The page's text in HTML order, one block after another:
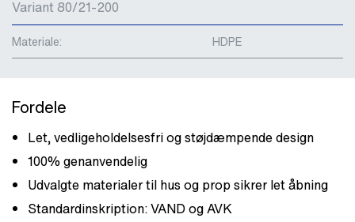
Variant 80/21-200
Materiale: HDPE
Fordele
Let, vedligeholdelsesfri og støjdæmpende design
100% genanvendelig
Udvalgte materialer til hus og prop sikrer let åbning
Standardinskription: VAND og AVK